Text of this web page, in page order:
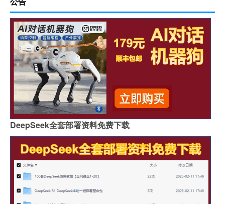
DeepSeek全套部署资料免费下载